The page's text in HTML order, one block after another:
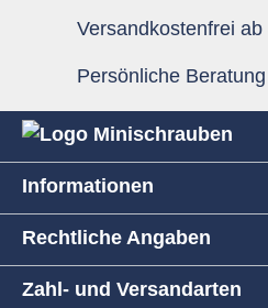
Versandkostenfrei ab
Persönliche
Informationen
Rechtliche Angaben
Zahl- und Versandarten